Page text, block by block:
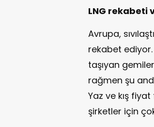
LNG rekabeti
Avrupa,
rekabet
taşıyan
rağmen şu
Yaz ve kış
şirketler için